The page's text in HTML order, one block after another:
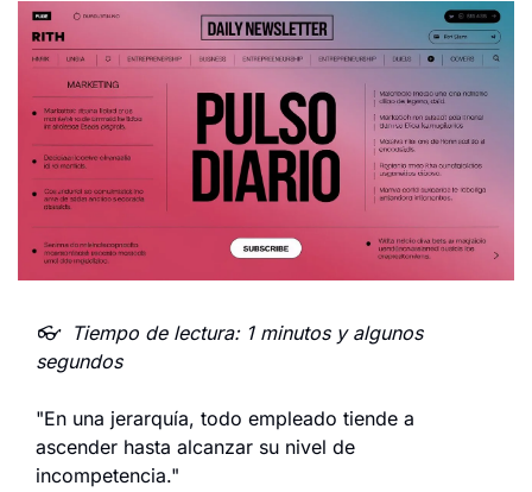
👓  Tiempo de lectura: 1 minutos y algunos
segundos
"En una jerarquía, todo empleado tiende a
ascender hasta alcanzar su nivel de
incompetencia."